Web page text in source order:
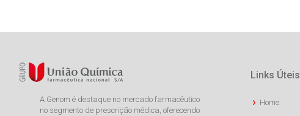
A Genom é destaque no mercado farmacêutico
no segmento de prescrição médica, oferecendo
Links Úteis
Home